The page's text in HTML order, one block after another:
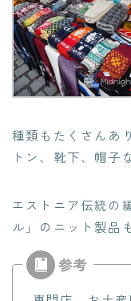
種類もたくさんあ
トン、靴下、帽子
エストニア伝統の
ル」のニット製品